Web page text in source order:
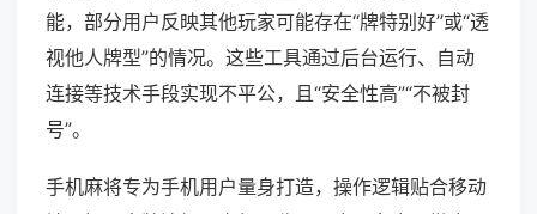
能，部分用户反映其他玩家可能存在“牌特别好”或“透
视他人牌型”的情况。这些工具通过后台运行、自动
连接等技术手段实现不平公，且“安全性高”“不被封
号”。
手机麻将专为手机用户量身打造，操作逻辑贴合移动